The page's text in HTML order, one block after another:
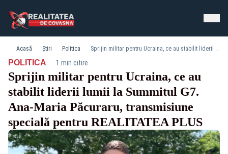
Acasă Știri Politica Sprijin militar pentru Ucraina, ce au stabilit liderii lumii la Summitul G7. Ana-Maria Păcuraru, transmisiune specială pentru REALITATEA PLUS
POLITICA· 1 min citire
Sprijin militar pentru Ucraina, ce au
stabilit liderii lumii la Summitul G7.
Ana-Maria Păcuraru, transmisiune
specială pentru REALITATEA PLUS